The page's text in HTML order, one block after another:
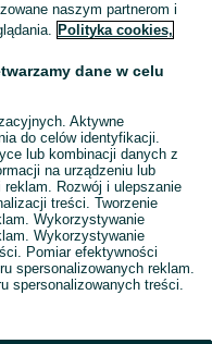
naszym partnerom i
Polityka cookies,
dane w celu
Aktywne
do celów identyfikacji.
lub kombinacji danych z
na urządzeniu lub
Rozwój i ulepszanie
treści. Tworzenie
Wykorzystywanie
Wykorzystywanie
Pomiar efektywności
spersonalizowanych reklam.
spersonalizowanych treści.